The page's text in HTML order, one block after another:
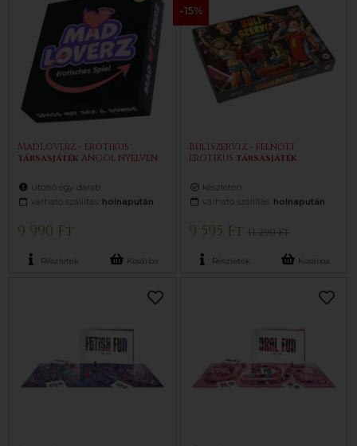
MadLoverz - erotikus
társasjáték angol nyelven
utolsó egy darab
várható szállítás: holnapután
9 990 Ft
Részletek Kosárba
-15%
Buliszerviz - felnőtt
erotikus társasjáték
készleten
várható szállítás: holnapután
9 595 Ft11 290 Ft
Részletek Kosárba